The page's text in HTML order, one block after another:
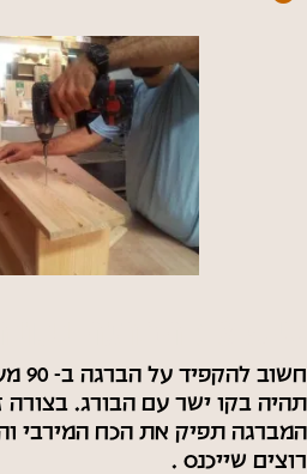
תהיה בקו ישר עם הבורג. בצורה
המברגה תפיק את הכח המירבי
רוצים שייכנס .